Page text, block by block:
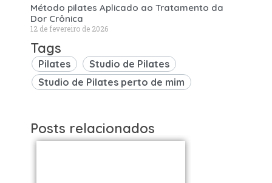
Método pilates Aplicado ao Tratamento da
Dor Crônica
12 de fevereiro de 2026
Tags
Pilates
Studio de Pilates
Studio de Pilates perto de mim
Posts relacionados